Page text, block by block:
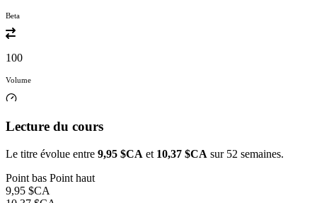
Beta
100
Volume
Lecture du cours
Le titre évolue entre 9,95 $CA et 10,37 $CA sur 52 semaines.
Point bas Point haut
9,95 $CA